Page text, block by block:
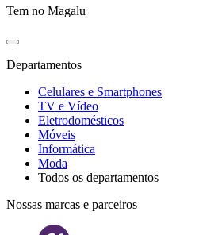
Tem no Magalu
Departamentos
Celulares e Smartphones
TV e Vídeo
Eletrodomésticos
Móveis
Informática
Moda
Todos os departamentos
Nossas marcas e parceiros